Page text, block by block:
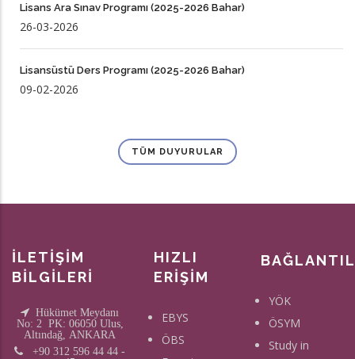
Lisans Ara Sınav Programı (2025-2026 Bahar)
26-03-2026
Lisansüstü Ders Programı (2025-2026 Bahar)
09-02-2026
TÜM DUYURULAR
İLETİŞİM
BİLGİLERİ
Hükümet Meydanı
No: 2 PK: 06050 Ulus,
Altındağ, ANKARA
+90 312 596 44 44 -
HIZLI
ERİŞİM
EBYS
ÖBS
YÖK
ÖSYM
Study in